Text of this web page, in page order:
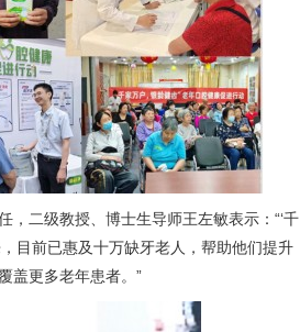
二级教授、博士生导师王左敏表示：“‘千
目前已惠及十万缺牙老人，帮助他们提升
盖更多老年患者。”